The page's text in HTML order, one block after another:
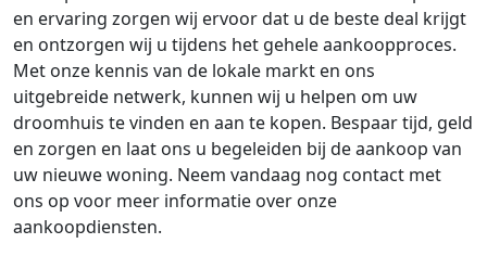
en ervaring zorgen wij ervoor dat u de beste deal krijgt
en ontzorgen wij u tijdens het gehele aankoopproces.
Met onze kennis van de lokale markt en ons
uitgebreide netwerk, kunnen wij u helpen om uw
droomhuis te vinden en aan te kopen. Bespaar tijd, geld
en zorgen en laat ons u begeleiden bij de aankoop van
uw nieuwe woning. Neem vandaag nog contact met
ons op voor meer informatie over onze
aankoopdiensten.